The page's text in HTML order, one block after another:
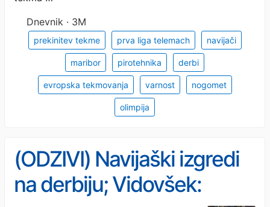
Dnevnik · 3M
prekinitev tekme prva liga telemach navijači
maribor pirotehnika derbi
evropska tekmovanja varnost nogomet
olimpija
(ODZIVI) Navijaški izgredi
na derbiju; Vidovšek: